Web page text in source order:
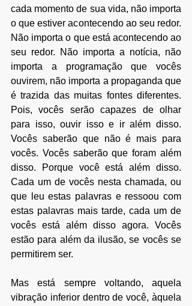
cada momento de sua vida, não importa
o que estiver acontecendo ao seu redor.
Não importa o que está acontecendo ao
seu redor. Não importa a notícia, não
importa a programação que vocês
ouvirem, não importa a propaganda que
é trazida das muitas fontes diferentes.
Pois, vocês serão capazes de olhar
para isso, ouvir isso e ir além disso.
Vocês saberão que não é mais para
vocês. Vocês saberão que foram além
disso. Porque você está além disso.
Cada um de vocês nesta chamada, ou
que leu estas palavras e ressoou com
estas palavras mais tarde, cada um de
vocês está além disso agora. Vocês
estão para além da ilusão, se vocês se
permitirem ser.
Mas está sempre voltando, aquela
vibração inferior dentro de você, àquela